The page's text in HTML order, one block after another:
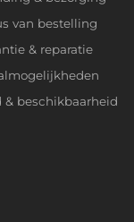
van bestelling
& reparatie
& beschikbaarheid